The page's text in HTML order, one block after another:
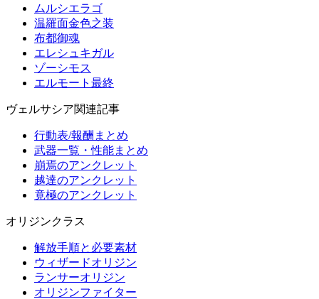
ムルシエラゴ
温羅面金色之装
布都御魂
エレシュキガル
ゾーシモス
エルモート最終
ヴェルサシア関連記事
行動表/報酬まとめ
武器一覧・性能まとめ
崩焉のアンクレット
越達のアンクレット
竟極のアンクレット
オリジンクラス
解放手順と必要素材
ウィザードオリジン
ランサーオリジン
オリジンファイター